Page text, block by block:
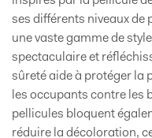
ses différents niveaux de
une vaste gamme de
spectaculaire et
sûreté aide à protéger la
les occupants contre les
pellicules bloquent
réduire la décoloration,